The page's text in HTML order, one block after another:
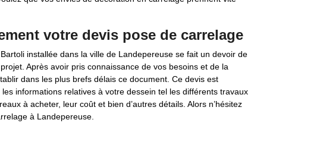
votre devis pose de carrelage
installée dans la ville de Landepereuse se fait un devoir de
Après avoir pris connaissance de vos besoins et de la
dans les plus brefs délais ce document. Ce devis est
informations relatives à votre dessein tel les différents travaux
à acheter, leur coût et bien d’autres détails. Alors n’hésitez
à Landepereuse.